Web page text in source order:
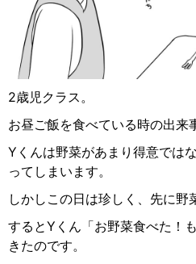
2歳児クラス。
お昼ご飯を食べている時の出来
Yくんは野菜があまり得意では
ってしまいます。
しかしこの日は珍しく、先に野
するとYくん「お野菜食べた！
きたのです。